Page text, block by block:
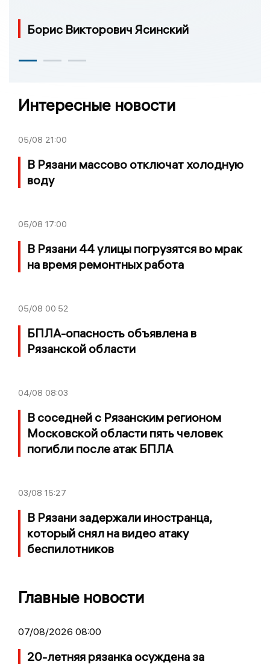
Борис Викторович Ясинский
Интересные новости
05/08 21:00
В Рязани массово отключат холодную
воду
05/08 17:00
В Рязани 44 улицы погрузятся во мрак
на время ремонтных работа
05/08 00:52
БПЛА-опасность объявлена в
Рязанской области
04/08 08:03
В соседней с Рязанским регионом
Московской области пять человек
погибли после атак БПЛА
03/08 15:27
В Рязани задержали иностранца,
который снял на видео атаку
беспилотников
Главные новости
07/08/2026 08:00
20-летняя рязанка осуждена за